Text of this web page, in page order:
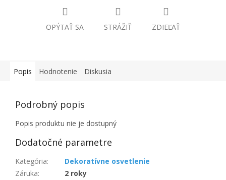
OPÝTAŤ SA STRÁŽIŤ ZDIEĽAŤ
Popis Hodnotenie Diskusia
Podrobný popis
Popis produktu nie je dostupný
Dodatočné parametre
Kategória:
Dekoratívne osvetlenie
Záruka:
2 roky